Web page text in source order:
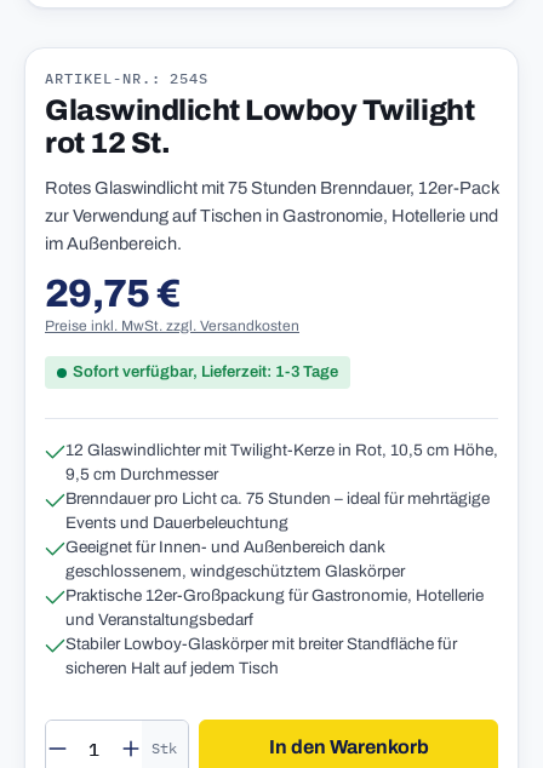
ARTIKEL-NR.: 254S
Glaswindlicht Lowboy Twilight
rot 12 St.
Rotes Glaswindlicht mit 75 Stunden Brenndauer, 12er-Pack
zur Verwendung auf Tischen in Gastronomie, Hotellerie und
im Außenbereich.
Regulärer Preis:
29,75 €
Preise inkl. MwSt. zzgl. Versandkosten
Sofort verfügbar, Lieferzeit: 1-3 Tage
12 Glaswindlichter mit Twilight-Kerze in Rot, 10,5 cm Höhe,
9,5 cm Durchmesser
Brenndauer pro Licht ca. 75 Stunden – ideal für mehrtägige
Events und Dauerbeleuchtung
Geeignet für Innen- und Außenbereich dank
geschlossenem, windgeschütztem Glaskörper
Praktische 12er-Großpackung für Gastronomie, Hotellerie
und Veranstaltungsbedarf
Stabiler Lowboy-Glaskörper mit breiter Standfläche für
sicheren Halt auf jedem Tisch
Produkt Anzahl: Gib den gewünschten
Stk In den Warenkorb